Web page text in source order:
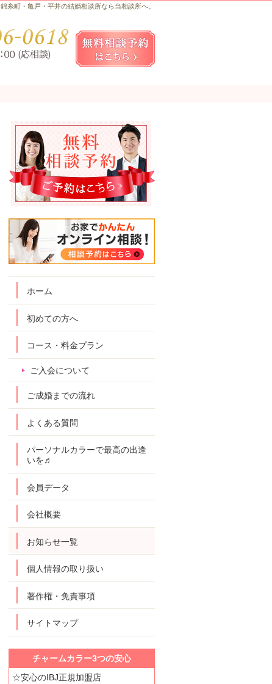
錦糸町・亀戸・平井の結婚相談所なら当相談所へ。
ホーム
初めての方へ
コース・料金プラン
ご入会について
ご成婚までの流れ
よくある質問
パーソナルカラーで最高の出逢
いを♬
会員データ
会社概要
お知らせ一覧
個人情報の取り扱い
著作権・免責事項
サイトマップ
チャームカラー3つの安心
☆安心のIBJ正規加盟店
お気軽にお問合せ・ご相談ください